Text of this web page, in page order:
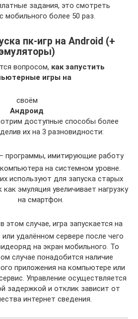
задания, это смотреть
мобильного более 50 раз.
пк-игр на Android (+
вопросом, как запустить
игры на
своём
Андроид
доступные способы более
их на 3 разновидности:
программы, имитирующие работу
на системном уровне.
используют для запуска старых
как эмуляция увеличивает нагрузку
на смартфон.
этом случае, игра запускается на
удалённом сервере после чего
на экран мобильного. То
случае понадобится наличие
приложения на компьютере или
Управление осуществляется
задержкой и отклик зависит от
интернет сведения.